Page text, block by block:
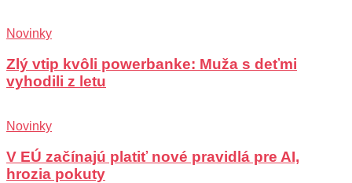
Novinky
Zlý vtip kvôli powerbanke: Muža s deťmi
vyhodili z letu
Novinky
V EÚ začínajú platiť nové pravidlá pre AI,
hrozia pokuty